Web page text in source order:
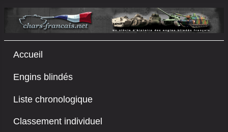
Accueil
Engins blindés
Liste chronologique
Classement individuel